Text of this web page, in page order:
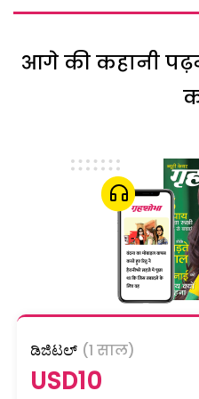
आगे की कहानी
ಡಿಜಿಟಲ್ (1 साल)
USD10